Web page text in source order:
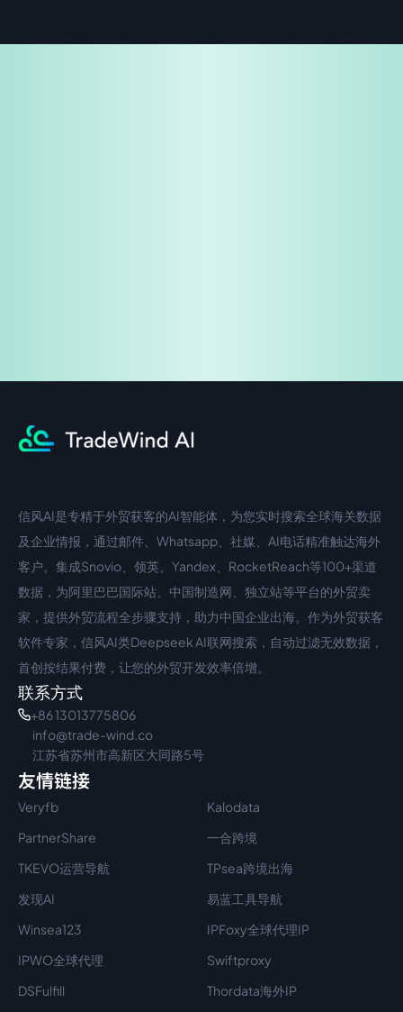
中文入口
信风AI是专精于外贸获客的AI智能体，为您实时搜索全球海关数据
及企业情报，通过邮件、Whatsapp、社媒、AI电话精准触达海外
客户。集成Snovio、领英、Yandex、RocketReach等100+渠道
数据，为阿里巴巴国际站、中国制造网、独立站等平台的外贸卖
家，提供外贸流程全步骤支持，助力中国企业出海。作为外贸获客
软件专家，信风AI类Deepseek AI联网搜索，自动过滤无效数据，
首创按结果付费，让您的外贸开发效率倍增。
联系方式
+86 13013775806
info@trade-wind.co
江苏省苏州市高新区大同路5号
友情链接
Veryfb
Kalodata
PartnerShare
一合跨境
TKEVO运营导航
TPsea跨境出海
发现AI
易蓝工具导航
Winsea123
IPFoxy全球代理IP
IPWO全球代理
Swiftproxy
DSFulfill
Thordata海外IP